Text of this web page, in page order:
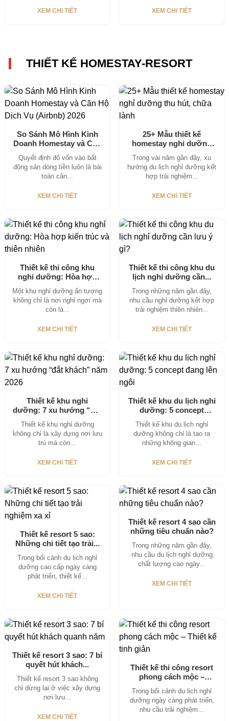
XEM CHI TIẾT XEM CHI TIẾT
THIẾT KẾ HOMESTAY-RESORT
So Sánh Mô Hình Kinh
Doanh Homestay và Căn
Hộ...
Quyết định đổ vốn vào bất
động sản dòng tiền luôn là bài
toán cân...
XEM CHI TIẾT
25+ Mẫu thiết kế
homestay nghỉ dưỡng
thu hút, chữa...
Trong vài năm gần đây, xu
hướng du lịch nghỉ dưỡng kết
hợp trải nghiệm...
XEM CHI TIẾT
Thiết kế thi công khu
nghỉ dưỡng: Hòa hợp
Một khu nghỉ dưỡng ấn tượng
không chỉ là nơi nghỉ ngơi mà
còn là...
XEM CHI TIẾT
Thiết kế thi công khu du
lịch nghỉ dưỡng cần...
Trong những năm gần đây,
nhu cầu nghỉ dưỡng kết hợp
trải nghiệm thiên nhiên...
XEM CHI TIẾT
Thiết kế khu nghỉ
dưỡng: 7 xu hướng “đắt
khách”...
Thiết kế khu nghỉ dưỡng
không chỉ là xây dựng nơi lưu
trú mà còn...
XEM CHI TIẾT
Thiết kế khu du lịch nghỉ
dưỡng: 5 concept
Thiết kế khu du lịch nghỉ
dưỡng không chỉ là tạo ra
những không gian...
XEM CHI TIẾT
Thiết kế resort 5 sao:
Những chi tiết tạo trải...
Trong bối cảnh du lịch nghỉ
dưỡng cao cấp ngày càng
phát triển, thiết kế...
XEM CHI TIẾT
Thiết kế resort 4 sao cần
những tiêu chuẩn nào?
Trong những năm gần đây,
nhu cầu du lịch nghỉ dưỡng
chất lượng cao ngày...
XEM CHI TIẾT
Thiết kế resort 3 sao: 7 bí
quyết hút khách...
Thiết kế resort 3 sao không
chỉ dừng lại ở việc xây dựng
nơi lưu...
XEM CHI TIẾT
Thiết kế thi công resort
phong cách mộc –
Trong bối cảnh du lịch nghỉ
dưỡng ngày càng phát triển,
nhu cầu trải nghiệm...